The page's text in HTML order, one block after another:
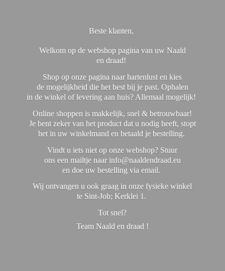
Beste klanten,
Welkom op de webshop pagina van uw Naald
en draad!
Shop op onze pagina naar hartenlust en kies
de mogelijkheid die het best bij je past. Ophalen
in de winkel of levering aan huis? Allemaal mogelijk!
Online shoppen is makkelijk, snel & betrouwbaar!
Je bent zeker van het product dat u nodig heeft, stopt
het in uw winkelmand en betaald je bestelling.
Vindt u iets niet op onze webshop? Stuur
ons een mailtje naar info@naaldendraad.eu
en doe uw bestelling via email.
Wij ontvangen u ook graag in onze fysieke winkel
te Sint-Job; Kerklei 1.
Tot snel?
Team Naald en draad !